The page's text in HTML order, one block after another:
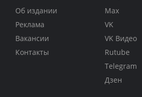
Об издании
Реклама
Вакансии
Контакты
Max
VK
VK Видео
Rutube
Telegram
Дзен